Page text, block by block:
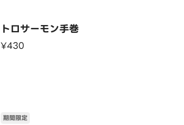
トロサーモン手巻
¥430
期間限定